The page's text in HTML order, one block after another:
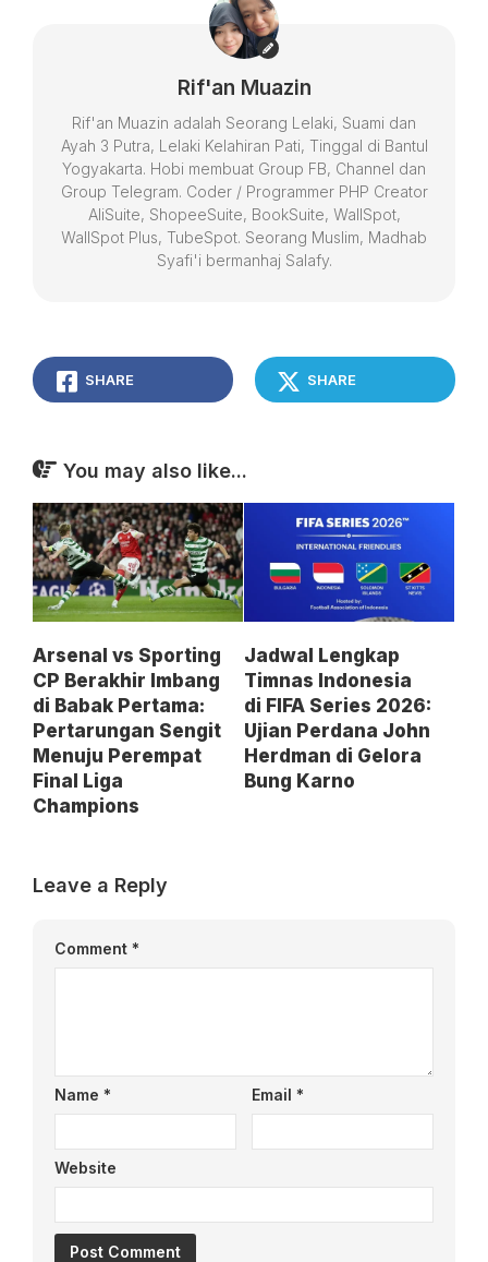
Rif'an Muazin
Rif'an Muazin adalah Seorang Lelaki, Suami dan
Ayah 3 Putra, Lelaki Kelahiran Pati, Tinggal di Bantul
Yogyakarta. Hobi membuat Group FB, Channel dan
Group Telegram. Coder / Programmer PHP Creator
AliSuite, ShopeeSuite, BookSuite, WallSpot,
WallSpot Plus, TubeSpot. Seorang Muslim, Madhab
Syafi'i bermanhaj Salafy.
SHARE SHARE
You may also like...
Arsenal vs Sporting
CP Berakhir Imbang
di Babak Pertama:
Pertarungan Sengit
Menuju Perempat
Final Liga
Champions
Jadwal Lengkap
Timnas Indonesia
di FIFA Series 2026:
Ujian Perdana John
Herdman di Gelora
Bung Karno
Leave a Reply
Comment *
Name * Email *
Website